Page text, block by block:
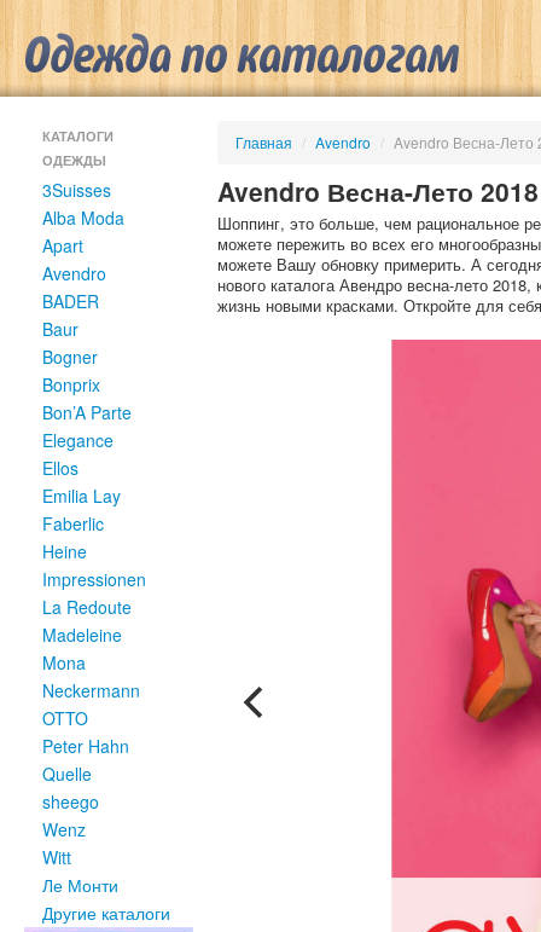
КАТАЛОГИ
ОДЕЖДЫ
3Suisses
Alba Moda
Apart
Avendro
BADER
Baur
Bogner
Bonprix
Bon’A Parte
Elegance
Ellos
Emilia Lay
Faberlic
Heine
Impressionen
La Redoute
Madeleine
Mona
Neckermann
OTTO
Peter Hahn
Quelle
sheego
Wenz
Witt
Ле Монти
Другие каталоги
Главная / Avendro / Avendro Весна-Лето
Avendro Весна-Лето 2018
Шоппинг, это больше, чем рациональное
можете пережить во всех его
можете Вашу обновку примерить. А
нового каталога Авендро весна-лето
жизнь новыми красками. Откройте для